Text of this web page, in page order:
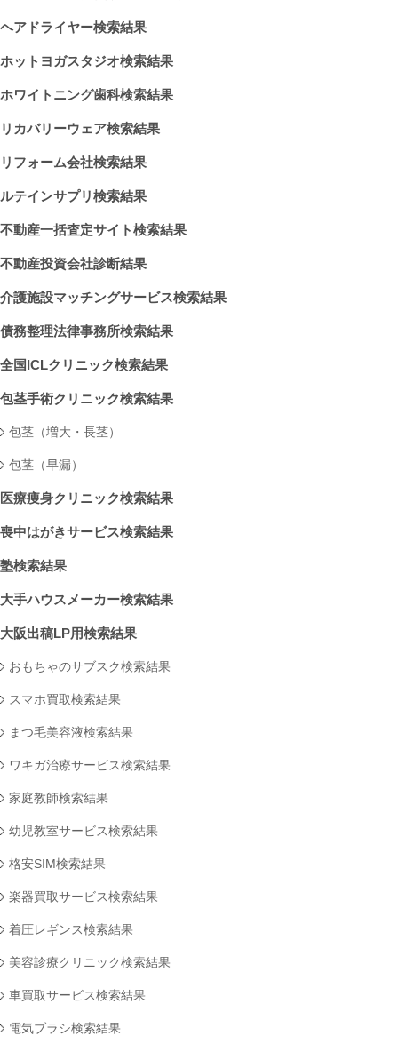
ヘアドライヤー検索結果
ホットヨガスタジオ検索結果
ホワイトニング歯科検索結果
リカバリーウェア検索結果
リフォーム会社検索結果
ルテインサプリ検索結果
不動産一括査定サイト検索結果
不動産投資会社診断結果
介護施設マッチングサービス検索結果
債務整理法律事務所検索結果
全国ICLクリニック検索結果
包茎手術クリニック検索結果
包茎（増大・長茎）
包茎（早漏）
医療痩身クリニック検索結果
喪中はがきサービス検索結果
塾検索結果
大手ハウスメーカー検索結果
大阪出稿LP用検索結果
おもちゃのサブスク検索結果
スマホ買取検索結果
まつ毛美容液検索結果
ワキガ治療サービス検索結果
家庭教師検索結果
幼児教室サービス検索結果
格安SIM検索結果
楽器買取サービス検索結果
着圧レギンス検索結果
美容診療クリニック検索結果
車買取サービス検索結果
電気ブラシ検索結果